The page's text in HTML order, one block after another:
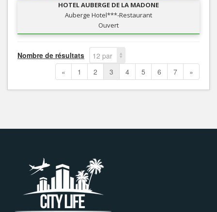
HOTEL AUBERGE DE LA MADONE
Auberge Hotel***-Restaurant
Ouvert
Nombre de résultats
12 par
page
« 1 2 3 4 5 6 7 »